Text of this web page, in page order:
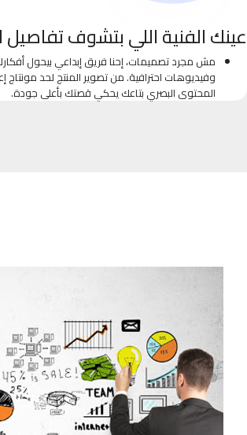
عينك الفنية اللي بتشوف تفاصيل
مش مجرد تصميمات، إحنا فريق إبداعي بيحول
وفيديوهات احترافية. من تصوير المنتج لحد مونتاج
المحتوى البصري بتاعك يحكي قصتك بأعلى جودة.